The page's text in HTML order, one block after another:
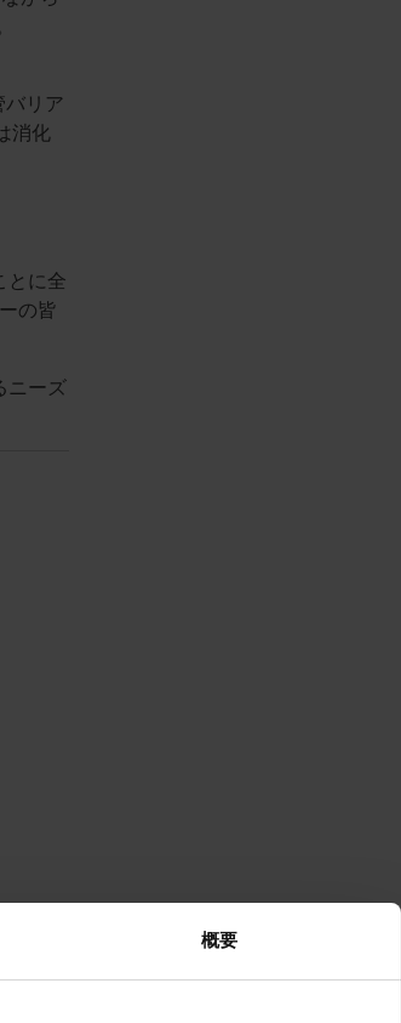
概要
バリア
消化
とに全
の皆
ニーズ